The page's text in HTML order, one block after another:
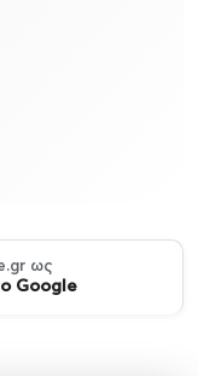
ως
Google